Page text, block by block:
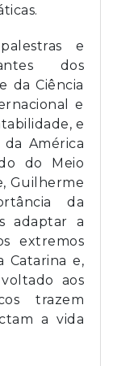
e
dos
da Ciência
e
e
da América
do Meio
Guilherme
da
adaptar a
extremos
Catarina e,
aos
trazem
a vida